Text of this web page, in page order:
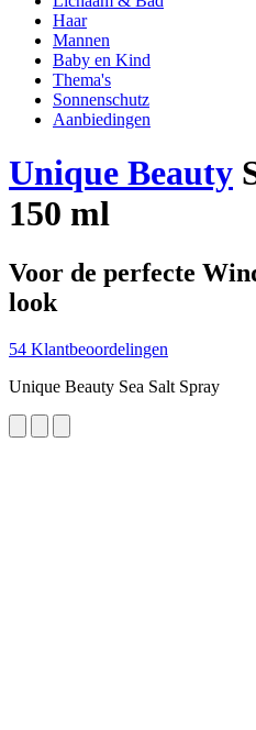
Haar
Mannen
Baby en Kind
Thema's
Sonnenschutz
Aanbiedingen
Unique Beauty
150 ml
Voor de perfecte
look
54 Klantbeoordelingen
Unique Beauty Sea Salt Spray